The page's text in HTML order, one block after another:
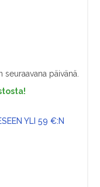
päivänä.
YLI 59 €:N